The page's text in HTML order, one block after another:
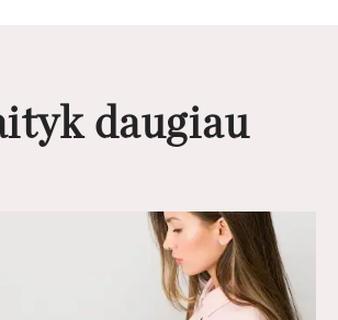
daugiau